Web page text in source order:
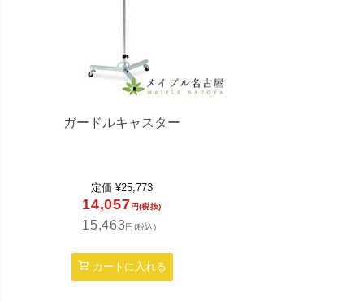
ガードルキャスター
定価 ¥25,773
14,057 円(税抜)
15,463円(税込)
カートに入れる